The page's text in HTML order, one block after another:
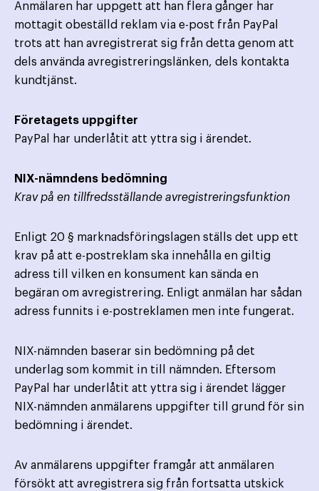
Anmälaren har uppgett att han flera gånger har
mottagit obeställd reklam via e-post från PayPal
trots att han avregistrerat sig från detta genom att
dels använda avregistreringslänken, dels kontakta
kundtjänst.
Företagets uppgifter
PayPal har underlåtit att yttra sig i ärendet.
NIX-nämndens bedömning
Krav på en tillfredsställande avregistreringsfunktion
Enligt 20 § marknadsföringslagen ställs det upp ett
krav på att e-postreklam ska innehålla en giltig
adress till vilken en konsument kan sända en
begäran om avregistrering. Enligt anmälan har sådan
adress funnits i e-postreklamen men inte fungerat.
NIX-nämnden baserar sin bedömning på det
underlag som kommit in till nämnden. Eftersom
PayPal har underlåtit att yttra sig i ärendet lägger
NIX-nämnden anmälarens uppgifter till grund för sin
bedömning i ärendet.
Av anmälarens uppgifter framgår att anmälaren
försökt att avregistrera sig från fortsatta utskick